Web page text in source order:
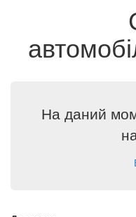
На даний